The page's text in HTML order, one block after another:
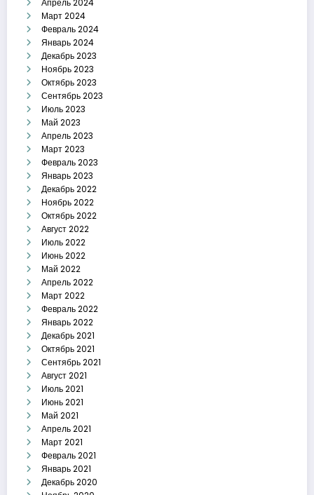
Апрель 2024
Март 2024
Февраль 2024
Январь 2024
Декабрь 2023
Ноябрь 2023
Октябрь 2023
Сентябрь 2023
Июль 2023
Май 2023
Апрель 2023
Март 2023
Февраль 2023
Январь 2023
Декабрь 2022
Ноябрь 2022
Октябрь 2022
Август 2022
Июль 2022
Июнь 2022
Май 2022
Апрель 2022
Март 2022
Февраль 2022
Январь 2022
Декабрь 2021
Октябрь 2021
Сентябрь 2021
Август 2021
Июль 2021
Июнь 2021
Май 2021
Апрель 2021
Март 2021
Февраль 2021
Январь 2021
Декабрь 2020